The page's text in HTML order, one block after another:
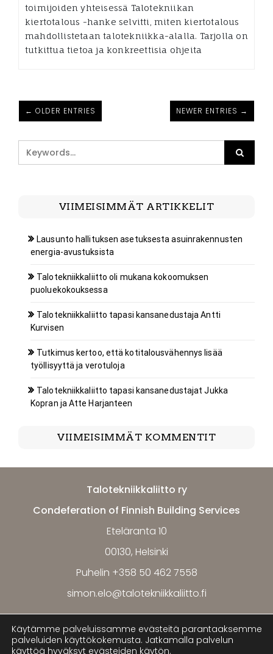
toimijoiden yhteisessä Talotekniikan
kiertotalous -hanke selvitti, miten kiertotalous
mahdollistetaan talotekniikka-alalla. Tarjolla on
tutkittua tietoa ja konkreettisia ohjeita
← OLDER ENTRIES NEWER ENTRIES →
VIIMEISIMMÄT ARTIKKELIT
Lausunto hallituksen asetuksesta asuinrakennusten
energia-avustuksista
Talotekniikkaliitto oli mukana kokoomuksen
puoluekokouksessa
Talotekniikkaliitto tapasi kansanedustaja Antti
Kurvisen
Tutkimus kertoo, että kotitalousvähennys lisää
työllisyyttä ja verotuloja
Talotekniikkaliitto tapasi kansanedustajat Jukka
Kopran ja Atte Harjanteen
VIIMEISIMMÄT KOMMENTIT
Talotekniikkaliitto ry
Condeferation of Finnish Building Services
Eteläranta 10
00130, Helsinki
Puhelin +358 50 462 7558
simon.elo@talotekniikkaliitto.fi
Tietosuoja ja henkilötietojen käsittely
Käytämme palveluissamme evästeitä parantaaksemme
palveluiden käyttökokemusta. Jatkamalla palvelun
käyttöä hyväksyt evästeiden käytön.